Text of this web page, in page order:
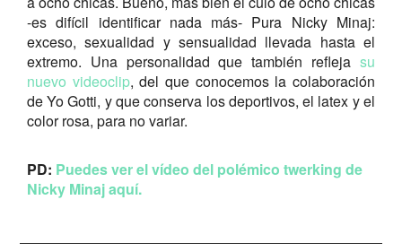
-es difícil identificar nada más- Pura Nicky Minaj:
exceso, sexualidad y sensualidad llevada hasta el
extremo. Una personalidad que también reflejasu
nuevo videoclip, del que conocemos la colaboración
de Yo Gotti, y que conserva los deportivos, el latex y el
color rosa, para no variar.
PD: Puedes ver el vídeo del polémico twerking de
Nicky Minaj aquí.